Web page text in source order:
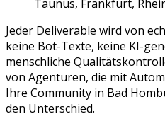
Taunus, Frankfurt,
Jeder Deliverable wird von
keine Bot-Texte, keine KI-
menschliche
von Agenturen, die mit
Ihre Community in Bad
den Unterschied.